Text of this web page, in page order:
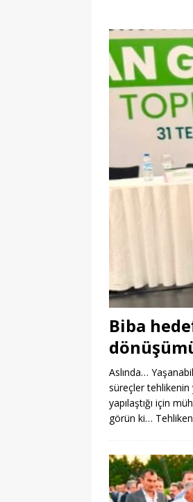
Biba
Aslında…
süreçler tehlikenin
yapılaştığı için
görün ki…